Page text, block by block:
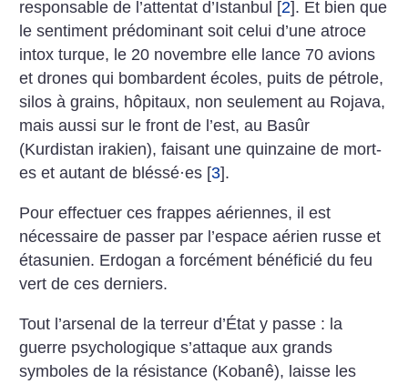
responsable de l’attentat d’Istanbul [2]. Et bien que
le sentiment prédominant soit celui d’une atroce
intox turque, le 20 novembre elle lance 70 avions
et drones qui bombardent écoles, puits de pétrole,
silos à grains, hôpitaux, non seulement au Rojava,
mais aussi sur le front de l’est, au Basûr
(Kurdistan irakien), faisant une quinzaine de mort-
es et autant de bléssé·es [3].
Pour effectuer ces frappes aériennes, il est
nécessaire de passer par l’espace aérien russe et
étasunien. Erdogan a forcément bénéficié du feu
vert de ces derniers.
Tout l’arsenal de la terreur ­d’État y passe : la
guerre psychologique s’attaque aux grands
symboles de la résistance (Kobanê), laisse les